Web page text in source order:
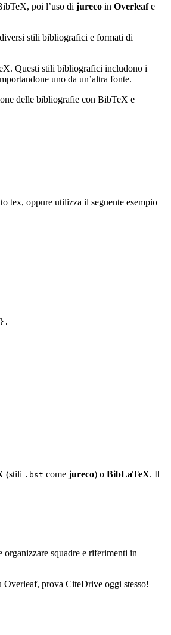
poi l’uso di jureco in Overleafe
stili bibliografici e formati di
Questi stili bibliografici includono i
uno da un’altra fonte.
delle bibliografie con BibTeX e
tex, oppure utilizza il seguente esempio
}.
(stili .bst come jureco) o BibLaTeX. Il
squadre e riferimenti in
prova CiteDrive oggi stesso!